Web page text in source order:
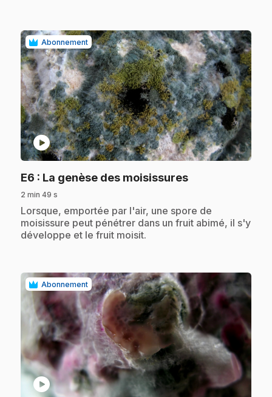
Abonnement
play_circle
E6 : La genèse des moisissures.
2 min 49 s
.Lorsque, emportée par l'air, une spore de
moisissure peut pénétrer dans un fruit abimé, il s'y
développe et le fruit moisit.
Abonnement
play_circle